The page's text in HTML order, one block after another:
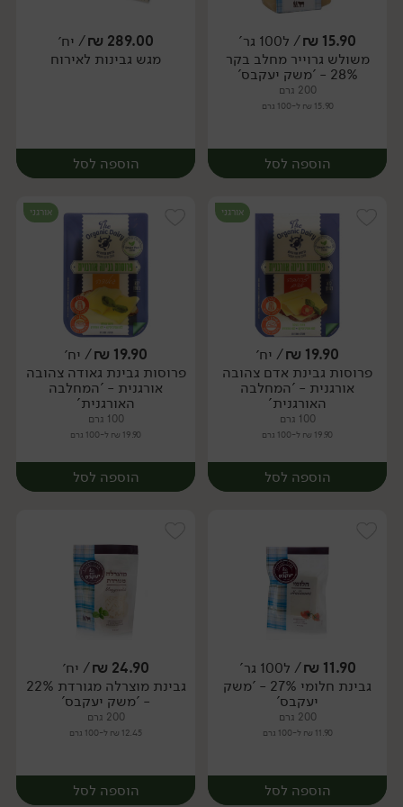
יח׳ יח׳
15.90
₪/ ל100 גר'
משולש גרוייר מחלב בקר
28% - 'משק יעקבס'
200 גרם
15.90 ₪ ל-100 גרם
הוספה לסל
יח׳
289.00
₪/ יח׳
מגש גבינות לאירוח
הוספה לסל
יח׳
אורגני
19.90
₪/ יח׳
פרוסות גבינת אדם צהובה
אורגנית - 'המחלבה
האורגנית'
100 גרם
19.90 ₪ ל-100 גרם
הוספה לסל
יח׳
אורגני
19.90
₪/ יח׳
פרוסות גבינת גאודה צהובה
אורגנית - 'המחלבה
האורגנית'
100 גרם
19.90 ₪ ל-100 גרם
הוספה לסל
יח׳
11.90
₪/ ל100 גר'
גבינת חלומי 27% - 'משק
יעקבס'
200 גרם
11.90 ₪ ל-100 גרם
הוספה לסל
24.90
₪/ יח׳
גבינת מוצרלה מגורדת 22%
- 'משק יעקבס'
200 גרם
12.45 ₪ ל-100 גרם
הוספה לסל
יח׳